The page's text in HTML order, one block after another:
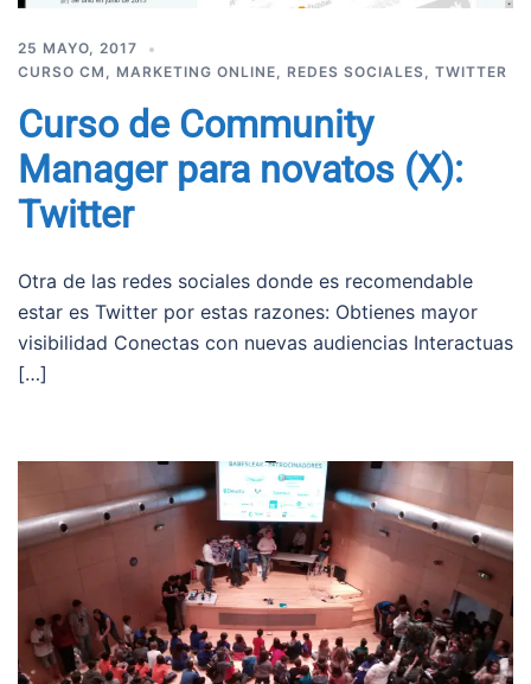
25 MAYO, 2017
CURSO CM , MARKETING ONLINE, REDES SOCIALES, TWITTER
Curso de Community
Manager para novatos (X):
Twitter
Otra de las redes sociales donde es recomendable
estar es Twitter por estas razones: Obtienes mayor
visibilidad Conectas con nuevas audiencias Interactuas
[…]